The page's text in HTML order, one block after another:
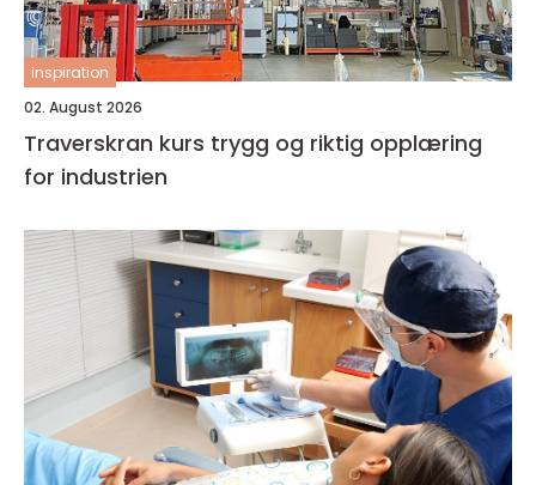
inspiration
02. August 2026
Traverskran kurs trygg og riktig opplæring
for industrien